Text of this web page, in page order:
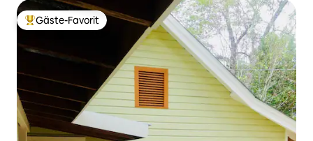
Beliebter Gäste-Favorit.
Gäste-Favorit